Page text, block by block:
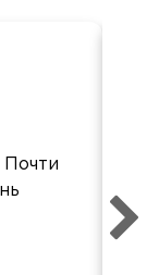
Почти